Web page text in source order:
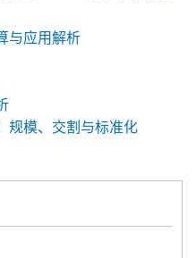
与应用解析
规模、交割与标准化